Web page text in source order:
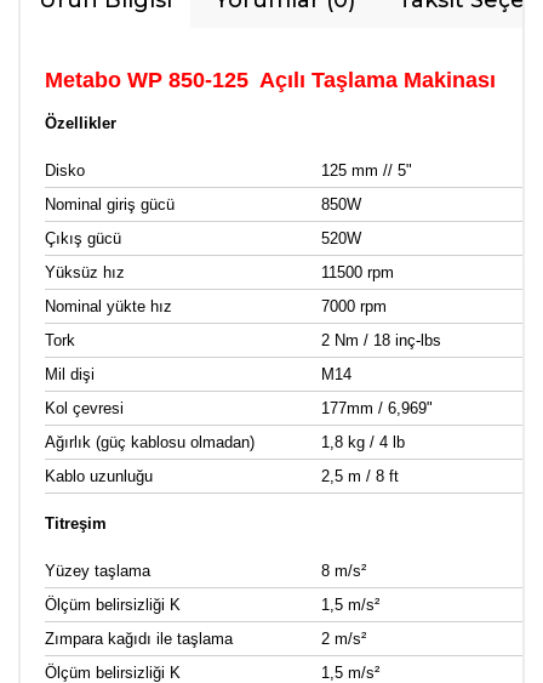
Metabo WP 850-125 Açılı Taşlama Makinası
Özellikler
Disko
125 mm // 5"
Nominal giriş gücü
850W
Çıkış gücü
520W
Yüksüz hız
11500 rpm
Nominal yükte hız
7000 rpm
Tork
2 Nm / 18 inç-lbs
Mil dişi
M14
Kol çevresi
177mm / 6,969"
Ağırlık (güç kablosu olmadan)
1,8 kg / 4 lb
Kablo uzunluğu
2,5 m / 8 ft
Titreşim
Yüzey taşlama
8 m/s²
Ölçüm belirsizliği K
1,5 m/s²
Zımpara kağıdı ile taşlama
2 m/s²
Ölçüm belirsizliği K
1,5 m/s²